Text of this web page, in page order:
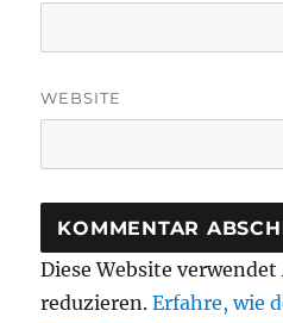
WEBSITE
Diese Website
reduzieren.Erfahre, wie